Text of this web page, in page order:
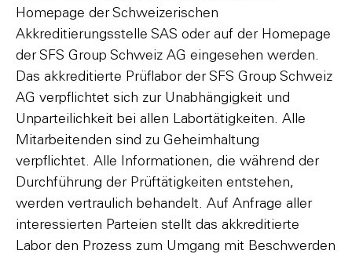
Homepage der Schweizerischen
Akkreditierungsstelle SAS oder auf der Homepage
der SFS Group Schweiz AG eingesehen werden.
Das akkreditierte Prüflabor der SFS Group Schweiz
AG verpflichtet sich zur Unabhängigkeit und
Unparteilichkeit bei allen Labortätigkeiten. Alle
Mitarbeitenden sind zu Geheimhaltung
verpflichtet. Alle Informationen, die während der
Durchführung der Prüftätigkeiten entstehen,
werden vertraulich behandelt. Auf Anfrage aller
interessierten Parteien stellt das akkreditierte
Labor den Prozess zum Umgang mit Beschwerden